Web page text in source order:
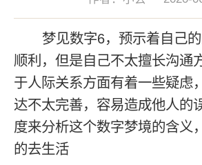
梦见数字6，预示着自己
顺利，但是自己不太擅长沟通
于人际关系方面有着一些疑虑
达不太完善，容易造成他人的
度来分析这个数字梦境的含义
的去生活